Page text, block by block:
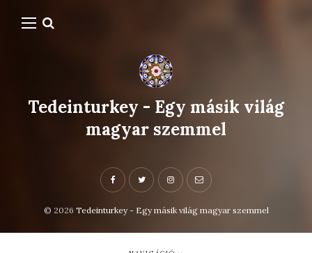
Tedeinturkey - Egy másik világ
magyar szemmel
© 2026 Tedeinturkey - Egy másik világ magyar szemmel